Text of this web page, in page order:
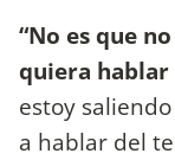
“No es que
quiera hablar
estoy
a hablar del